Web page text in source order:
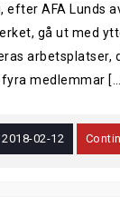
efter AFA Lunds
gå ut med
arbetsplatser,
medlemmar
2018-02-12